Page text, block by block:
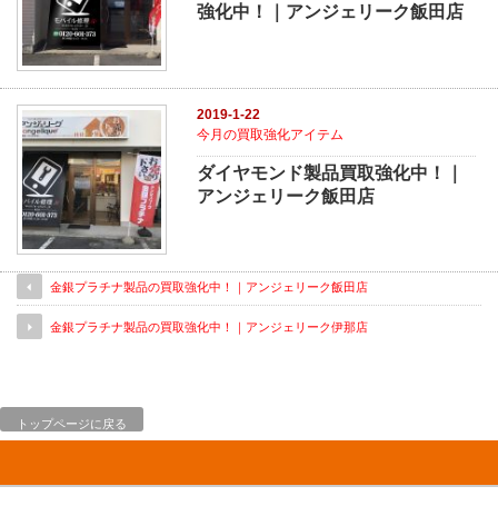
強化中！｜アンジェリーク飯田店
2019-1-22
今月の買取強化アイテム
ダイヤモンド製品買取強化中！｜
アンジェリーク飯田店
金銀プラチナ製品の買取強化中！｜アンジェリーク飯田店
金銀プラチナ製品の買取強化中！｜アンジェリーク伊那店
トップページに戻る